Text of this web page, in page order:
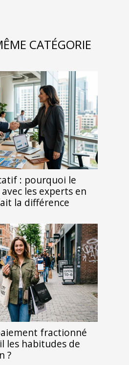
CATÉGORIE
: pourquoi le
les experts en
la différence
fractionné
les habitudes de
?